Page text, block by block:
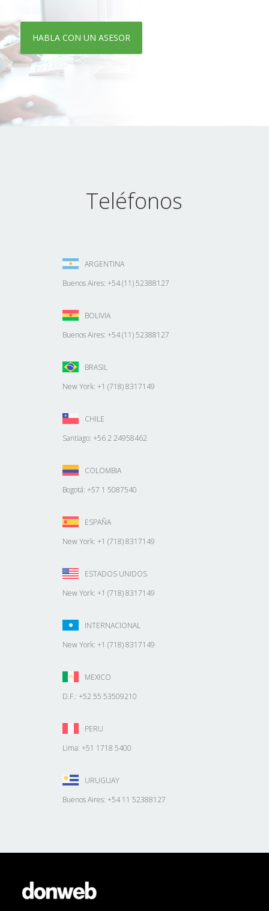
HABLA CON UN ASESOR
Teléfonos
ARGENTINA
Buenos Aires: +54 (11) 52388127
BOLIVIA
Buenos Aires: +54 (11) 52388127
BRASIL
New York: +1 (718) 8317149
CHILE
Santiago: +56 2 24958462
COLOMBIA
Bogotá: +57 1 5087540
ESPAÑA
New York: +1 (718) 8317149
ESTADOS UNIDOS
New York: +1 (718) 8317149
INTERNACIONAL
New York: +1 (718) 8317149
MEXICO
D.F.: +52 55 53509210
PERU
Lima: +51 1718 5400
URUGUAY
Buenos Aires: +54 11 52388127